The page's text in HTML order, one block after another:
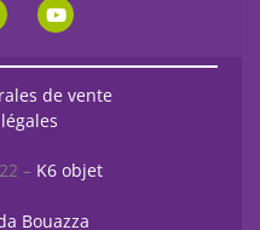
de vente
– K6 objet
Bouazza